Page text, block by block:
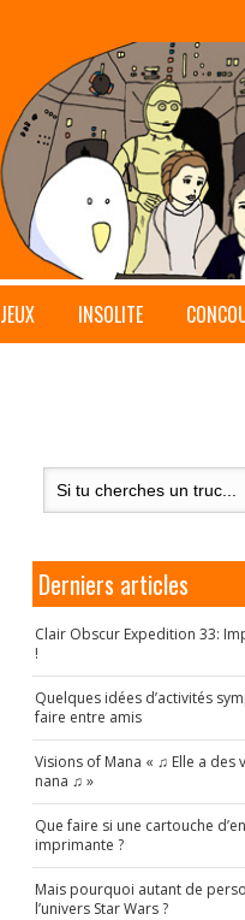
JEUX INSOLITE
Derniers articles
Clair Obscur Expedition 33:
!
Quelques idées d’activités
faire entre amis
Visions of Mana « ♫ Elle a des
nana ♫ »
Que faire si une cartouche
imprimante ?
Mais pourquoi autant de
l’univers Star Wars ?